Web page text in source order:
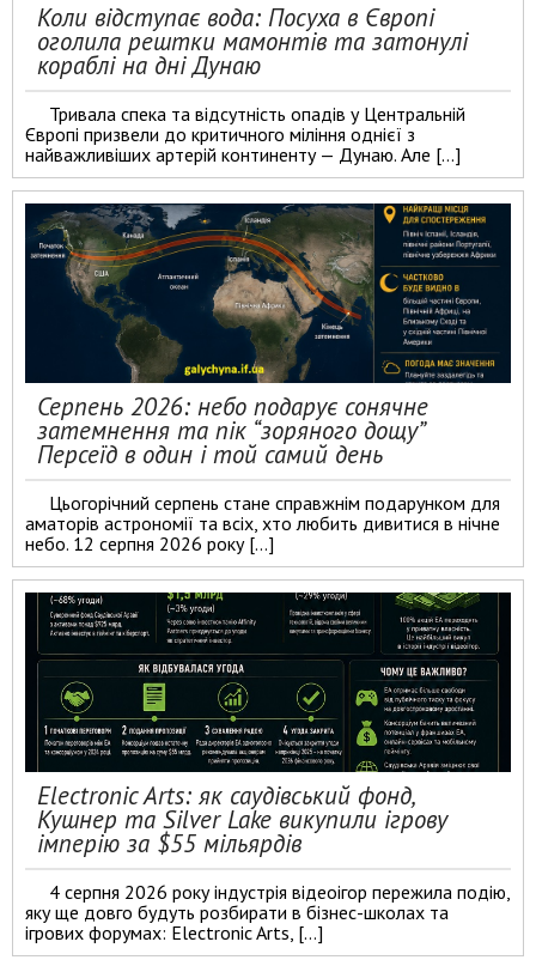
Коли відступає вода: Посуха в Європі
оголила рештки мамонтів та затонулі
кораблі на дні Дунаю
Тривала спека та відсутність опадів у Центральній
Європі призвели до критичного міління однієї з
найважливіших артерій континенту — Дунаю. Але […]
Серпень 2026: небо подарує сонячне
затемнення та пік “зоряного дощу”
Персеїд в один і той самий день
Цьогорічний серпень стане справжнім подарунком для
аматорів астрономії та всіх, хто любить дивитися в нічне
небо. 12 серпня 2026 року […]
Electronic Arts: як саудівський фонд,
Кушнер та Silver Lake викупили ігрову
імперію за $55 мільярдів
4 серпня 2026 року індустрія відеоігор пережила подію,
яку ще довго будуть розбирати в бізнес-школах та
ігрових форумах: Electronic Arts, […]